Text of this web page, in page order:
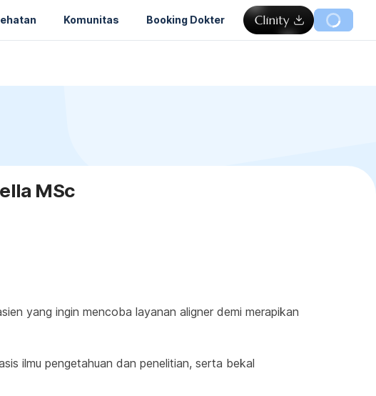
Komunitas Booking Dokter
MSc
yang ingin mencoba layanan aligner demi merapikan
ilmu pengetahuan dan penelitian, serta bekal